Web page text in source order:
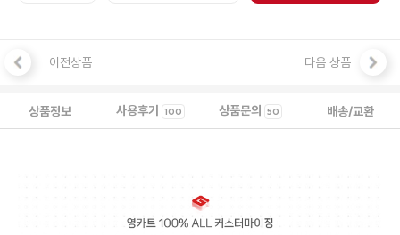
이전상품 다음 상품
상품정보 사용후기 100 상품문의 50 배송/교환